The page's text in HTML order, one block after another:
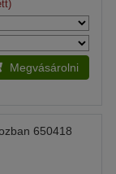
Megvásárolni
650418